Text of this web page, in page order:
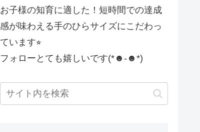
お子様の知育に適した！短時間での達成
感が味わえる手のひらサイズにこだわっ
ています⭐︎
フォローとても嬉しいです(*☻-☻*)